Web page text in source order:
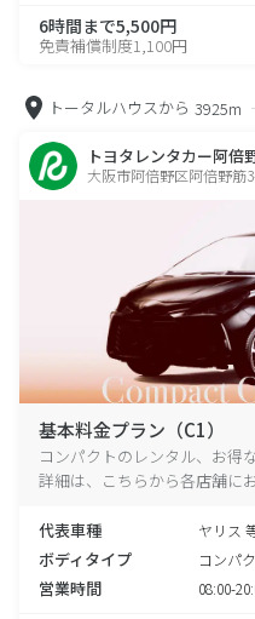
6時間まで5,500円
免責補償制度1,100円
トータルハウスから 3925m
トヨタレンタカー阿倍
大阪市阿倍野区阿倍野筋
基本料金プラン（C1）
コンパクトのレンタル、お得
詳細は、こちらから各店舗に
代表車種 ヤリス
ボディタイプ コンパ
営業時間 08:00-